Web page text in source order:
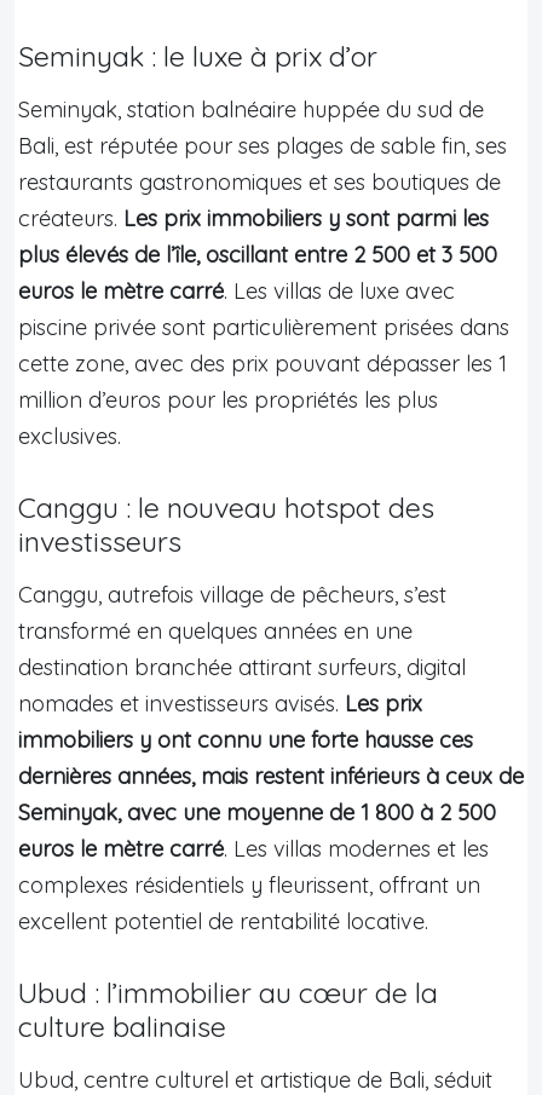
Seminyak : le luxe à prix d’or
Seminyak, station balnéaire huppée du sud de
Bali, est réputée pour ses plages de sable fin, ses
restaurants gastronomiques et ses boutiques de
créateurs. Les prix immobiliers y sont parmi les
plus élevés de l’île, oscillant entre 2 500 et 3 500
euros le mètre carré. Les villas de luxe avec
piscine privée sont particulièrement prisées dans
cette zone, avec des prix pouvant dépasser les 1
million d’euros pour les propriétés les plus
exclusives.
Canggu : le nouveau hotspot des
investisseurs
Canggu, autrefois village de pêcheurs, s’est
transformé en quelques années en une
destination branchée attirant surfeurs, digital
nomades et investisseurs avisés. Les prix
immobiliers y ont connu une forte hausse ces
dernières années, mais restent inférieurs à ceux de
Seminyak, avec une moyenne de 1 800 à 2 500
euros le mètre carré. Les villas modernes et les
complexes résidentiels y fleurissent, offrant un
excellent potentiel de rentabilité locative.
Ubud : l’immobilier au cœur de la
culture balinaise
Ubud, centre culturel et artistique de Bali, séduit